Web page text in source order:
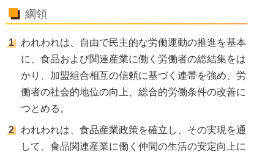
綱領
われわれは、自由で民主的な労働運動の推進を基本
に、食品および関連産業に働く労働者の総結集をは
かり、加盟組合相互の信頼に基づく連帯を強め、労
働者の社会的地位の向上、総合的労働条件の改善に
つとめる。
われわれは、食品産業政策を確立し、その実現を通
して、食品関連産業に働く仲間の生活の安定向上に